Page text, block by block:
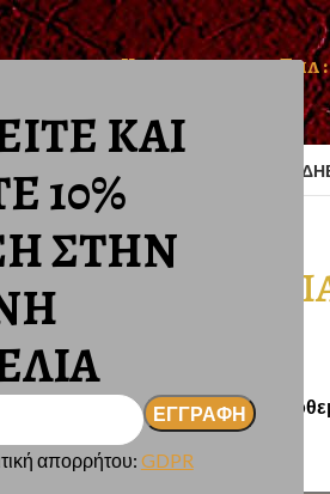
ΚΑΙ
10%
ΣΤΗΝ
απορρήτου: GDPR
Κιν : 698 733 6091Τηλ :
ΠΑΣΧΑΛΙΝΑ ΕΙΔΗ
ΛΟΥΛΟΥΔΙ 500ml 19εκ.
5 σε